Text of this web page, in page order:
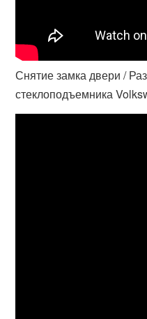
Снятие замка двери /
стеклоподъемника